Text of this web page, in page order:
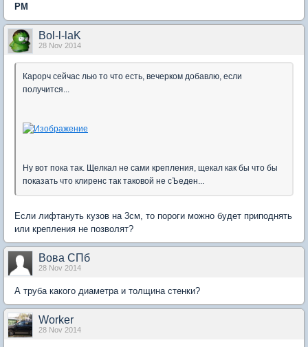
PM
Bol-l-laK
28 Nov 2014
Карорч сейчас лью то что есть, вечерком добавлю, если
получится...
Ну вот пока так. Щелкал не сами крепления, щекал как бы что бы
показать что клиренс так таковой не сЪеден...
Если лифтануть кузов на 3см, то пороги можно будет приподнять
или крепления не позволят?
Вова СПб
28 Nov 2014
А труба какого диаметра и толщина стенки?
Worker
28 Nov 2014